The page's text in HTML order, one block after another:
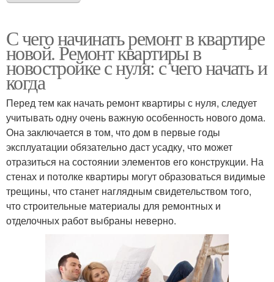
С чего начинать ремонт в квартире
новой. Ремонт квартиры в
новостройке с нуля: с чего начать и
когда
Перед тем как начать ремонт квартиры с нуля, следует
учитывать одну очень важную особенность нового дома.
Она заключается в том, что дом в первые годы
эксплуатации обязательно даст усадку, что может
отразиться на состоянии элементов его конструкции. На
стенах и потолке квартиры могут образоваться видимые
трещины, что станет наглядным свидетельством того,
что строительные материалы для ремонтных и
отделочных работ выбраны неверно.